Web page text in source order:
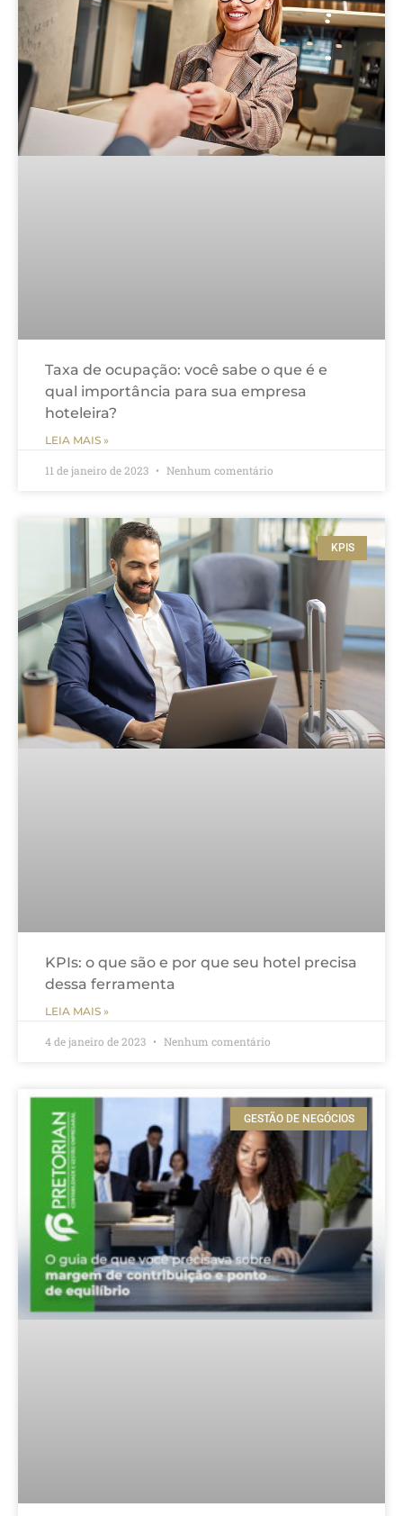
Taxa de ocupação: você sabe o que é e
qual importância para sua empresa
hoteleira?
LEIA MAIS »
11 de janeiro de 2023 Nenhum comentário
KPIS
KPIs: o que são e por que seu hotel precisa
dessa ferramenta
LEIA MAIS »
4 de janeiro de 2023 Nenhum comentário
GESTÃO DE NEGÓCIOS